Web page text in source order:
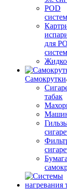
POD
для
систем
Самокрутки
табак